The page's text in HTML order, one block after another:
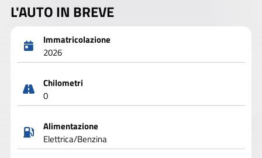
L'AUTO IN BREVE
Immatricolazione
2026
Chilometri
0
Alimentazione
Elettrica/Benzina